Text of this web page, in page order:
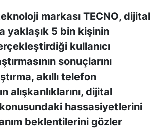
markası TECNO, dijital
yaklaşık 5 bin kişinin
kullanıcı
sonuçlarını
akıllı telefon
alışkanlıklarını, dijital
hassasiyetlerini
beklentilerini gözler